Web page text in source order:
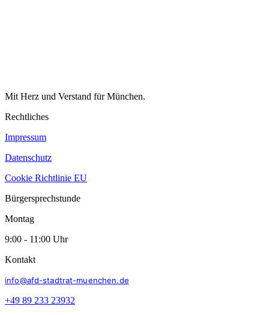
Mit Herz und Verstand für München.
Rechtliches
Impressum
Datenschutz
Cookie Richtlinie EU
Bürgersprechstunde
Montag
9:00 - 11:00 Uhr
Kontakt
info@afd-stadtrat-muenchen.de
+49 89 233 23932